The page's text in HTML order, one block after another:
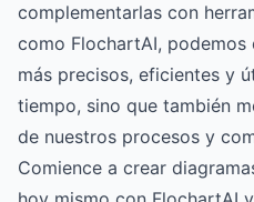
complementarlas con
como FlochartAI,
más precisos, eficientes y
tiempo, sino que también
de nuestros procesos y
Comience a crear